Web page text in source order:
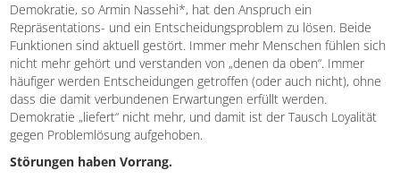
Demokratie, so Armin Nassehi*, hat den Anspruch ein
Repräsentations- und ein Entscheidungsproblem zu lösen. Beide
Funktionen sind aktuell gestört. Immer mehr Menschen fühlen sich
nicht mehr gehört und verstanden von „denen da oben“. Immer
häufiger werden Entscheidungen getroffen (oder auch nicht), ohne
dass die damit verbundenen Erwartungen erfüllt werden.
Demokratie „liefert“ nicht mehr, und damit ist der Tausch Loyalität
gegen Problemlösung aufgehoben.
Störungen haben Vorrang.